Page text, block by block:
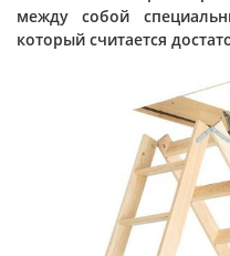
между собой
который считается